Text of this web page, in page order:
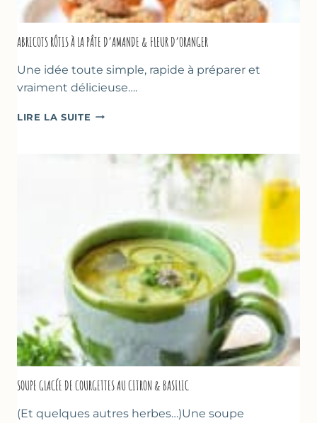
ABRICOTS RÔTIS À LA PÂTE D’AMANDE & FLEUR D’ORANGER
Une idée toute simple, rapide à préparer et
vraiment délicieuse….
LIRE LA SUITE ABRICOTS
D’ORANGER
SOUPE GLACÉE DE COURGETTES AU CITRON & BASILIC
(Et quelques autres herbes…)Une soupe